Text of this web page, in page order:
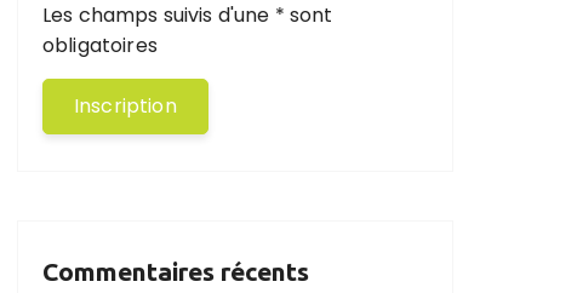
Les champs suivis d'une * sont
obligatoires
Commentaires récents